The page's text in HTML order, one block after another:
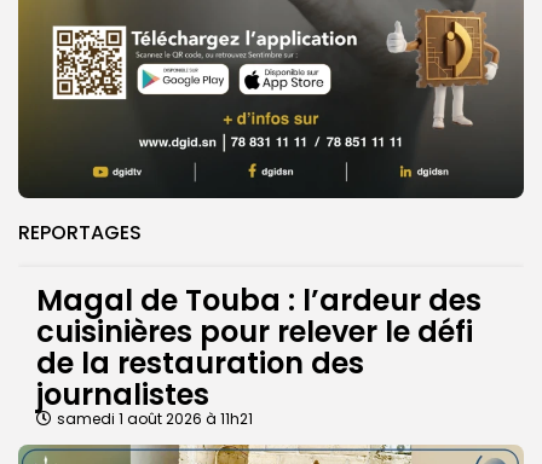
REPORTAGES
Magal de Touba : l’ardeur des
cuisinières pour relever le défi
de la restauration des
journalistes
samedi 1 août 2026 à 11h21